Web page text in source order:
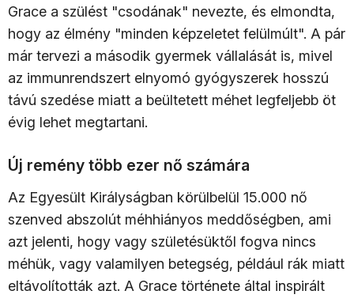
Grace a szülést "csodának" nevezte, és elmondta,
hogy az élmény "minden képzeletet felülmúlt". A pár
már tervezi a második gyermek vállalását is, mivel
az immunrendszert elnyomó gyógyszerek hosszú
távú szedése miatt a beültetett méhet legfeljebb öt
évig lehet megtartani.​
Új remény több ezer nő számára
Az Egyesült Királyságban körülbelül 15.000 nő
szenved abszolút méhhiányos meddőségben, ami
azt jelenti, hogy vagy születésüktől fogva nincs
méhük, vagy valamilyen betegség, például rák miatt
eltávolították azt. A Grace története által inspirált